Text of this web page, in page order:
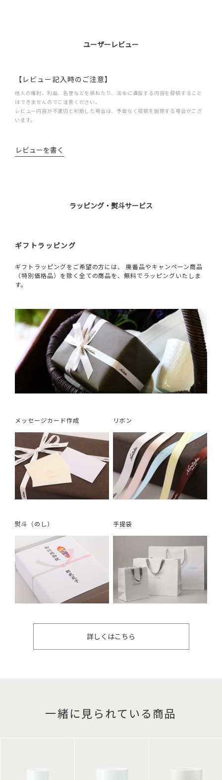
ユーザーレビュー
【レビュー記入時のご注意】
他人の権利、利益、名誉などを損ねたり、法令に違反する内容を投稿すること
はできませんのでご注意ください。
レビュー内容が不適切と判断した場合は、予告なく投稿を削除する場合がござ
います。
レビューを書く
ラッピング・熨斗サービス
ギフトラッピング
ギフトラッピングをご希望の方には、 廃番品やキャンペーン商品
（特別価格品）を除く全ての商品を、無料でラッピングいたしま
す。
メッセージカード作成 リボン
熨斗（のし） 手提袋
詳しくはこちら
一緒に見られている商品